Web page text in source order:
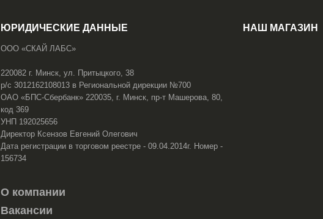
ЮРИДИЧЕСКИЕ ДАННЫЕ
ООО «СКАЙ ЛАБС»
220082 г. Минск, ул. Притыцкого, 38
р/с 3012162108013 в Региональной дирекции №700
ОАО «БПС-Сбербанк» 220035, г. Минск, пр-т Машерова, 80,
код 369
УНП 192025656
Директор Ксензов Евгений Олегович
Дата регистрации в торговом реестре - 09.04.2014г. Номер -
156734
О компании
Вакансии
НАШ МАГАЗИН